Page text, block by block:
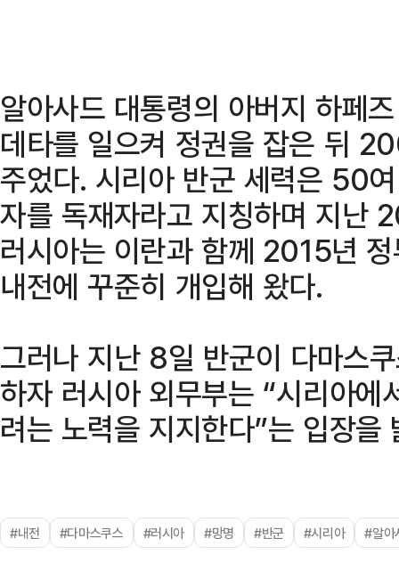
알아사드 대통령의 아버지 하페
데타를 일으켜 정권을 잡은 뒤
주었다. 시리아 반군 세력은 50
자를 독재자라고 지칭하며 지난
러시아는 이란과 함께 2015년
내전에 꾸준히 개입해 왔다.
그러나 지난 8일 반군이 다마스
하자 러시아 외무부는 “시리아
려는 노력을 지지한다”는 입장을
#내전 #다마스쿠스 #러시아 #망명 #반군 #시리아 #알아